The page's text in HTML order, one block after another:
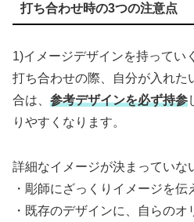
打ち合わせ時の3つの注意点
1)イメージデザインを持っていく
打ち合わせの際、自分が入れた
合は、 参考デザインを必ず持参
りやすくなります。
詳細なイメージが決まっていな
・彫師にざっくりイメージを伝
・既存のデザインに、自らの